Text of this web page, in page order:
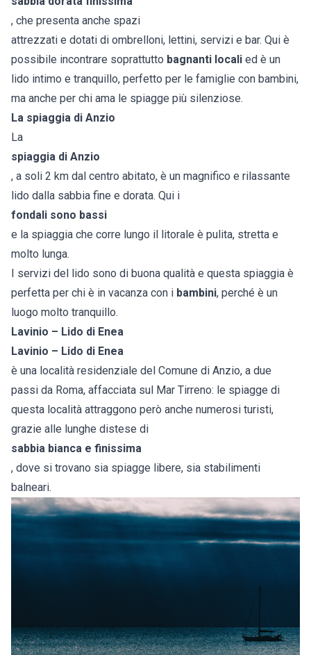
, che presenta anche spazi
attrezzati e dotati di ombrelloni, lettini, servizi e bar. Qui è
possibile incontrare soprattutto bagnanti locali ed è un
lido intimo e tranquillo, perfetto per le famiglie con bambini,
ma anche per chi ama le spiagge più silenziose.
La spiaggia di Anzio
La
spiaggia di Anzio
, a soli 2 km dal centro abitato, è un magnifico e rilassante
lido dalla sabbia fine e dorata. Qui i
fondali sono bassi
e la spiaggia che corre lungo il litorale è pulita, stretta e
molto lunga.
I servizi del lido sono di buona qualità e questa spiaggia è
perfetta per chi è in vacanza con i bambini, perché è un
luogo molto tranquillo.
Lavinio – Lido di Enea
Lavinio – Lido di Enea
è una località residenziale del Comune di Anzio, a due
passi da Roma, affacciata sul Mar Tirreno: le spiagge di
questa località attraggono però anche numerosi turisti,
grazie alle lunghe distese di
sabbia bianca e finissima
, dove si trovano sia spiagge libere, sia stabilimenti
balneari.